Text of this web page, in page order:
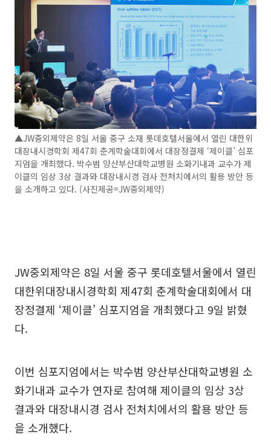
▲JW중외제약은 8일 서울 중구 소재 롯데호텔서울에서 열린 대한위
대장내시경학회 제47회 춘계학술대회에서 대장정결제 ‘제이클’ 심포
지엄을 개최했다. 박수범 양산부산대학교병원 소화기내과 교수가 제
이클의 임상 3상 결과와 대장내시경 검사 전처치에서의 활용 방안 등
을 소개하고 있다. (사진제공=JW중외제약)
JW중외제약은 8일 서울 중구 롯데호텔서울에서 열린
대한위대장내시경학회 제47회 춘계학술대회에서 대
장정결제 ‘제이클’ 심포지엄을 개최했다고 9일 밝혔
다.
이번 심포지엄에서는 박수범 양산부산대학교병원 소
화기내과 교수가 연자로 참여해 제이클의 임상 3상
결과와 대장내시경 검사 전처치에서의 활용 방안 등
을 소개했다.